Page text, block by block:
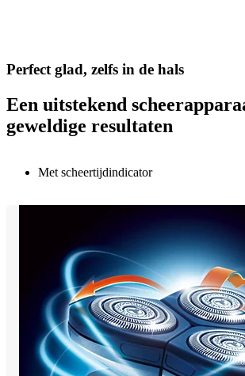
Perfect glad, zelfs in de hals
Een uitstekend
geweldige resultaten
Met scheertijdindicator